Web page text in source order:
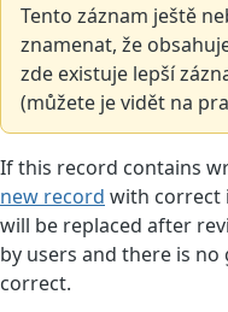
Tento záznam ještě
znamenat, že
zde existuje lepší
(můžete je vidět na
If this record contains
new record with correct
will be replaced after
by users and there is
correct.